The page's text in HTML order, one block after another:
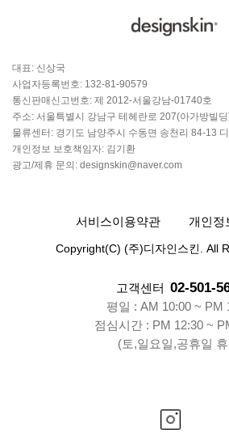
대표: 신상국
사업자등록번호: 132-81-90579
통신판매신고번호: 제 2012-서울강남-01740호
주소: 서울특별시 강남구 테헤란로 207(아가방빌
물류센터: 경기도 남양주시 수동면 송천리 84-13
개인정보 보호책임자: 김기환
광고/제휴 문의: designskin@naver.com
서비스이용약관 개인정
Copyright(C) (주)디자인스킨. All
고객센터 02-501-
평일 : AM 10:00 ~ PM
점심시간 : PM 12:30 ~
(토,일요일,공휴일